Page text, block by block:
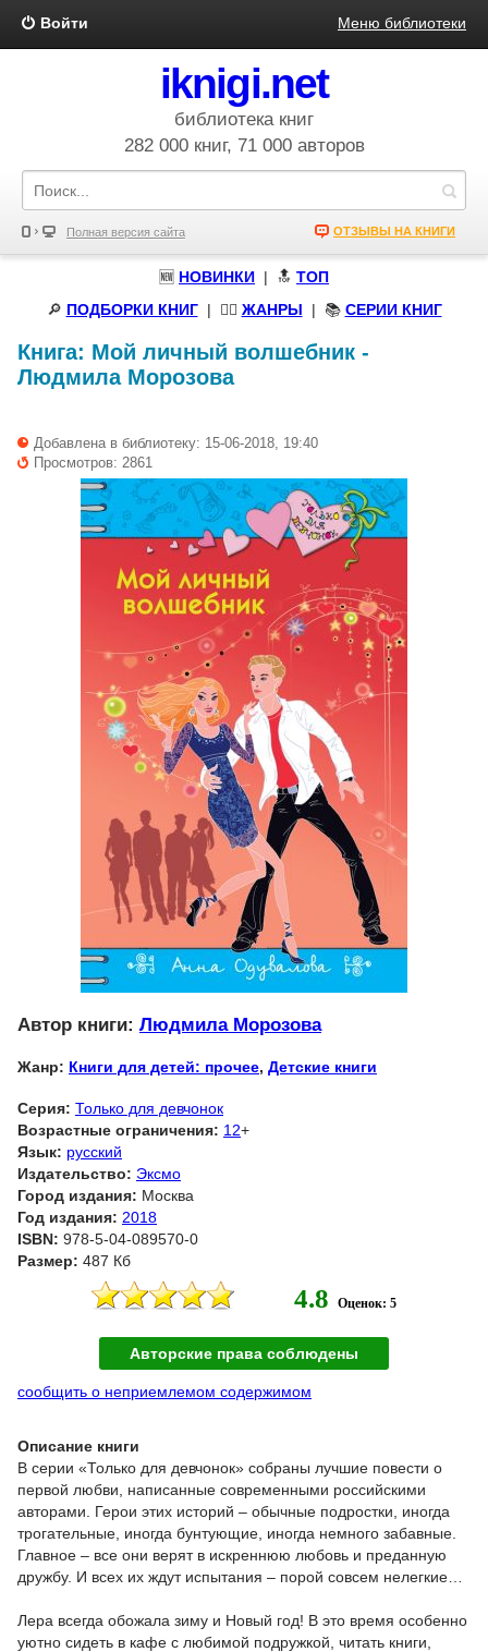
Войти Меню библиотеки
iknigi.net
библиотека книг
282 000 книг, 71 000 авторов
Полная версия сайта ОТЗЫВЫ НА КНИГИ
🆕 НОВИНКИ | 🔝 ТОП
🔎 ПОДБОРКИ КНИГ| 🧝‍♀️ ЖАНРЫ | 📚 СЕРИИ КНИГ
Книга: Мой личный волшебник -
Людмила Морозова
Добавлена в библиотеку: 15-06-2018, 19:40
Просмотров: 2861
Автор книги: Людмила Морозова
Жанр: Книги для детей: прочее, Детские книги
Серия: Только для девчонок
Возрастные ограничения: 12+
Язык: русский
Издательство: Эксмо
Город издания: Москва
Год издания: 2018
ISBN: 978-5-04-089570-0
Размер: 487 Кб
4.8 Оценок: 5
Авторские права соблюдены
сообщить о неприемлемом содержимом
Описание книги
В серии «Только для девчонок» собраны лучшие повести о
первой любви, написанные современными российскими
авторами. Герои этих историй – обычные подростки, иногда
трогательные, иногда бунтующие, иногда немного забавные.
Главное – все они верят в искреннюю любовь и преданную
дружбу. И всех их ждут испытания – порой совсем нелегкие…
Лера всегда обожала зиму и Новый год! В это время особенно
уютно сидеть в кафе с любимой подружкой, читать книги,